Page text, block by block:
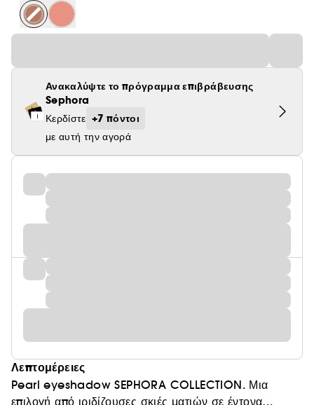
Ανακαλύψτε το πρόγραμμα επιβράβευσης
Sephora
Κερδίστε +7 πόντοι
με αυτή την αγορά
Λεπτομέρειες
Pearl eyeshadow SEPHORA COLLECTION. Μια
επιλογή από ιριδίζουσες σκιές ματιών σε έντονα